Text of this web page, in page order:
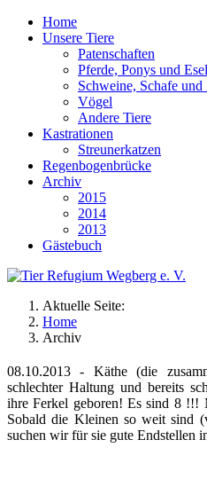
Home
Unsere Tiere
Patenschaften
Pferde, Ponys und Esel
Schweine, Schafe und
Vögel
Andere Tiere
Kastrationen
Streunerkatzen
Regenbogenbrücke
Archiv
2015
2014
2013
Gästebuch
Aktuelle Seite:
Home
Archiv
08.10.2013 - Käthe (die
schlechter Haltung und bereits
ihre Ferkel geboren! Es sind 8 !!!
Sobald die Kleinen so weit sind
suchen wir für sie gute Endstellen